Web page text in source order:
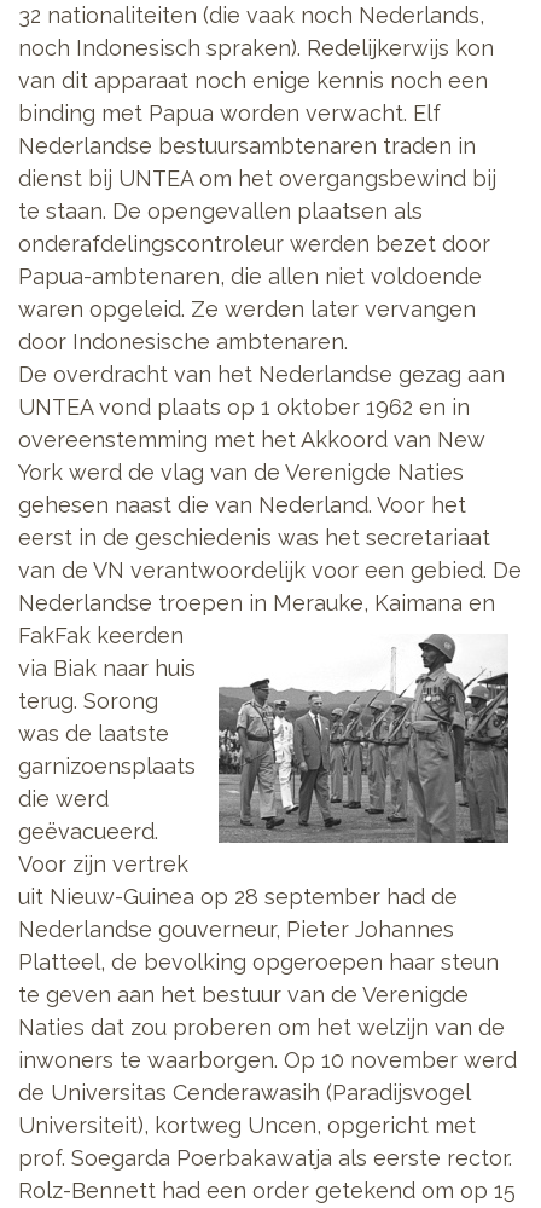
32 nationaliteiten (die vaak noch Nederlands,
noch Indonesisch spraken). Redelijkerwijs kon
van dit apparaat noch enige kennis noch een
binding met Papua worden verwacht. Elf
Nederlandse bestuursambtenaren traden in
dienst bij UNTEA om het overgangsbewind bij
te staan. De opengevallen plaatsen als
onderafdelingscontroleur werden bezet door
Papua-ambtenaren, die allen niet voldoende
waren opgeleid. Ze werden later vervangen
door Indonesische ambtenaren.
De overdracht van het Nederlandse gezag aan
UNTEA vond plaats op 1 oktober 1962 en in
overeenstemming met het Akkoord van New
York werd de vlag van de Verenigde Naties
gehesen naast die van Nederland. Voor het
eerst in de geschiedenis was het secretariaat
van de VN verantwoordelijk voor een gebied. De
Nederlandse troepen in Merauke, Kaimana en
FakFak keerden
via Biak naar huis
terug. Sorong
was de laatste
garnizoensplaats
die werd
geëvacueerd.
Voor zijn vertrek
uit Nieuw-Guinea op 28 september had de
Nederlandse gouverneur, Pieter Johannes
Platteel, de bevolking opgeroepen haar steun
te geven aan het bestuur van de Verenigde
Naties dat zou proberen om het welzijn van de
inwoners te waarborgen. Op 10 november werd
de Universitas Cenderawasih (Paradijsvogel
Universiteit), kortweg Uncen, opgericht met
prof. Soegarda Poerbakawatja als eerste rector.
Rolz-Bennett had een order getekend om op 15